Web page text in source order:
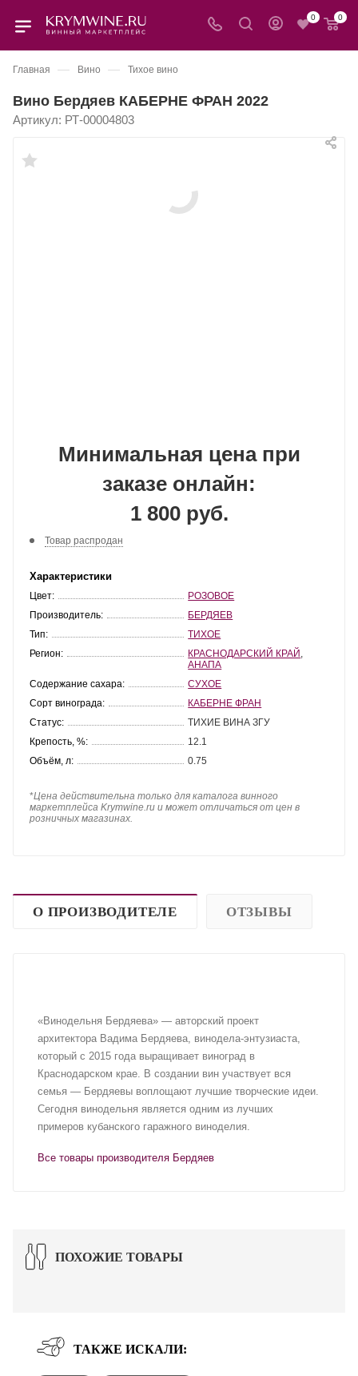
0 0
Главная — Вино — Тихое вино
Вино Бердяев КАБЕРНЕ ФРАН 2022
Артикул: РТ-00004803
Минимальная цена при
заказе онлайн:
1 800 руб.
Товар распродан
Характеристики
Цвет:
РОЗОВОЕ
Производитель:
БЕРДЯЕВ
Тип:
ТИХОЕ
Регион:
КРАСНОДАРСКИЙ КРАЙ
АНАПА
Содержание сахара:
СУХОЕ
Сорт винограда:
КАБЕРНЕ ФРАН
Статус:
ТИХИЕ ВИНА ЗГУ
Крепость, %:
12.1
Объём, л:
0.75
*Цена действительна только для каталога винного
маркетплейса Krymwine.ru и может отличаться от цен в
розничных магазинах.
О ПРОИЗВОДИТЕЛЕ ОТЗЫВЫ
«Винодельня Бердяева» — авторский проект
архитектора Вадима Бердяева, винодела-энтузиаста,
который с 2015 года выращивает виноград в
Краснодарском крае. В создании вин участвует вся
семья — Бердяевы воплощают лучшие творческие идеи.
Сегодня винодельня является одним из лучших
примеров кубанского гаражного виноделия.
Все товары производителя Бердяев
ПОХОЖИЕ ТОВАРЫ
ТАКЖЕ ИСКАЛИ: